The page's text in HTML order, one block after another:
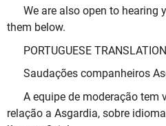
We are also open to hearing
them below.
PORTUGUESE
Saudações companheiros
A equipe de moderação tem
relação a Asgardia, sobre